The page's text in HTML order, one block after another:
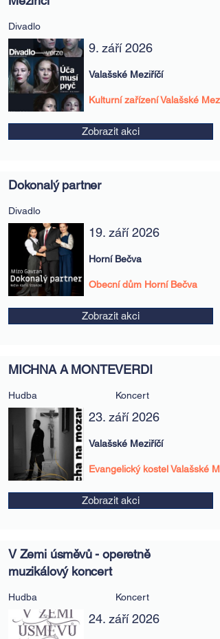
Divadlo
9. září 2026
Valašské Meziříčí
Kulturní zařízení Valašské
Zobrazit akci
Dokonalý partner
Divadlo
19. září 2026
Horní Bečva
Obecní dům Horní Bečva
Zobrazit akci
MICHNA A MONTEVERDI
Hudba Koncert
23. září 2026
Valašské Meziříčí
Evangelický kostel Valašské
Zobrazit akci
V Zemi úsměvů - operetně
muzikálový koncert
Hudba Koncert
24. září 2026